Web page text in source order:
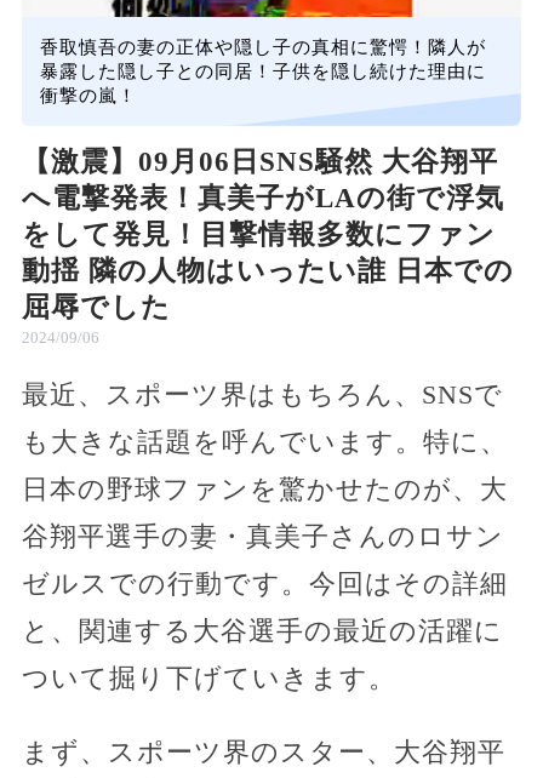
香取慎吾の妻の正体や隠し子の真相に驚愕！隣人が
暴露した隠し子との同居！子供を隠し続けた理由に
衝撃の嵐！
【激震】09月06日SNS騒然 大谷翔平
へ電撃発表！真美子がLAの街で浮気
をして発見！目撃情報多数にファン
動揺 隣の人物はいったい誰 日本での
屈辱でした
2024/09/06
最近、スポーツ界はもちろん、SNSで
も大きな話題を呼んでいます。特に、
日本の野球ファンを驚かせたのが、大
谷翔平選手の妻・真美子さんのロサン
ゼルスでの行動です。今回はその詳細
と、関連する大谷選手の最近の活躍に
ついて掘り下げていきます。
まず、スポーツ界のスター、大谷翔平